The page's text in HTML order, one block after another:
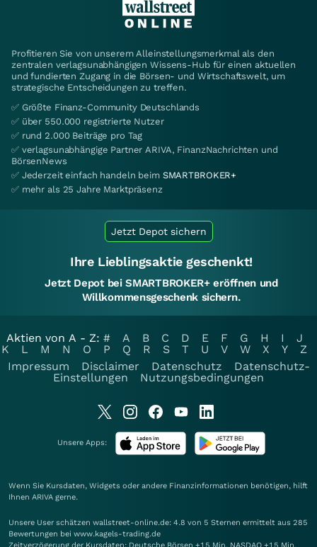
Profitieren Sie von unserem Alleinstellungsmerkmal als den
zentralen verlagsunabhängigen Wissens-Hub für einen aktuellen
und fundierten Zugang in die Börsen- und Wirtschaftswelt, um
strategische Entscheidungen zu treffen.
✅ Größte Finanz-Community Deutschlands
✅ über 550.000 registrierte Nutzer
✅ rund 2.000 Beiträge pro Tag
✅ verlagsunabhängige Partner ARIVA, FinanzNachrichten und
BörsenNews
✅ Jederzeit einfach handeln beim SMARTBROKER+
✅ mehr als 25 Jahre Marktpräsenz
Jetzt Depot sichern
Ihre Lieblingsaktie geschenkt!
Jetzt Depot bei SMARTBROKER+ eröffnen und
Willkommensgeschenk sichern.
Aktien von A - Z: # A B C D E F G H I
J
K
L M N O P Q R S T U V W X Y
Z
Impressum
Disclaimer Datenschutz
Datenschutz-
Einstellungen
Nutzungsbedingungen
Unsere Apps:
Wenn Sie Kursdaten, Widgets oder andere Finanzinformationen benötigen, hilft
Ihnen ARIVA gerne.
Unsere User schätzen wallstreet-online.de: 4.8 von 5 Sternen ermittelt aus 285
Bewertungen bei www.kagels-trading.de